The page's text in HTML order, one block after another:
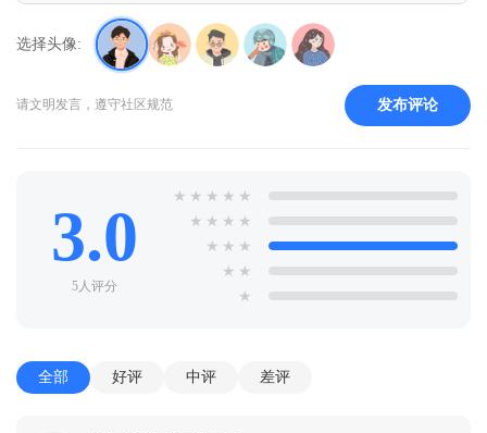
选择头像:
请文明发言，遵守社区规范 发布评论
3.0
5人评分
★ ★ ★ ★ ★
★ ★ ★ ★
★ ★ ★
★ ★
★
全部 好评 中评 差评